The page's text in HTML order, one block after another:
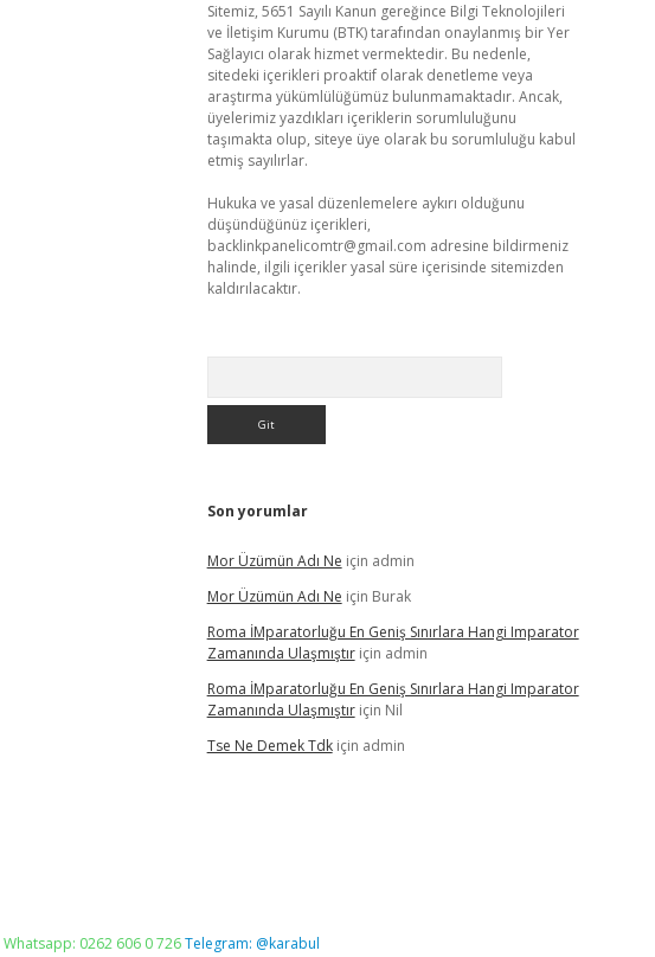
Sitemiz, 5651 Sayılı Kanun gereğince Bilgi Teknolojileri
ve İletişim Kurumu (BTK) tarafından onaylanmış bir Yer
Sağlayıcı olarak hizmet vermektedir. Bu nedenle,
sitedeki içerikleri proaktif olarak denetleme veya
araştırma yükümlülüğümüz bulunmamaktadır. Ancak,
üyelerimiz yazdıkları içeriklerin sorumluluğunu
taşımakta olup, siteye üye olarak bu sorumluluğu kabul
etmiş sayılırlar.
Hukuka ve yasal düzenlemelere aykırı olduğunu
düşündüğünüz içerikleri,
backlinkpanelicomtr@gmail.com adresine bildirmeniz
halinde, ilgili içerikler yasal süre içerisinde sitemizden
kaldırılacaktır.
Son yorumlar
Mor Üzümün Adı Ne için admin
Mor Üzümün Adı Ne için Burak
Roma İMparatorluğu En Geniş Sınırlara Hangi Imparator
Zamanında Ulaşmıştıriçin admin
Roma İMparatorluğu En Geniş Sınırlara Hangi Imparator
Zamanında Ulaşmıştıriçin Nil
Tse Ne Demek Tdkiçin admin
Whatsapp: 0262 606 0 726Telegram: @karabul